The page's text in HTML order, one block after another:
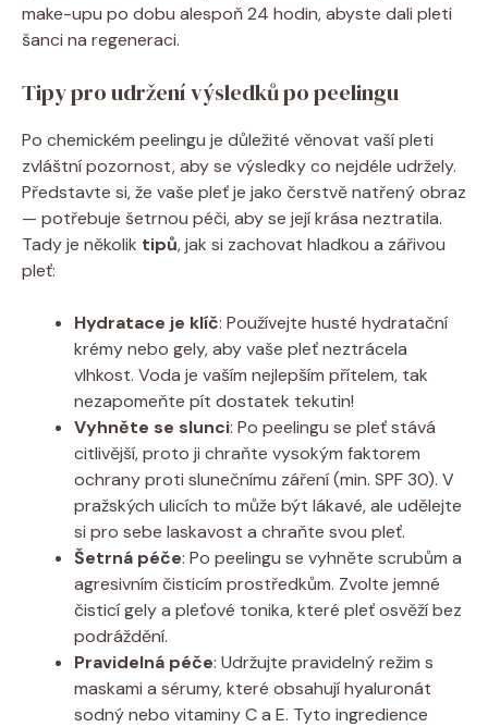
make-upu po dobu alespoň 24 hodin, abyste dali pleti
šanci na regeneraci.
Tipy pro udržení výsledků po peelingu
Po chemickém peelingu je důležité věnovat vaší pleti
zvláštní pozornost, aby se výsledky co nejdéle udržely.
Představte si, že vaše pleť je jako čerstvě natřený obraz
— potřebuje šetrnou péči, aby se její krása neztratila.
Tady je několik tipů, jak si zachovat hladkou a zářivou
pleť:
Hydratace je klíč: Používejte husté hydratační
krémy nebo gely, aby vaše pleť neztrácela
vlhkost. Voda je vaším nejlepším přítelem, tak
nezapomeňte pít dostatek tekutin!
Vyhněte se slunci: Po peelingu se pleť stává
citlivější, proto ji chraňte vysokým faktorem
ochrany proti slunečnímu záření (min. SPF 30). V
pražských ulicích to může být lákavé, ale udělejte
si pro sebe laskavost a chraňte svou pleť.
Šetrná péče: Po peelingu se vyhněte scrubům a
agresivním čisticím prostředkům. Zvolte jemné
čisticí gely a pleťové tonika, které pleť osvěží bez
podráždění.
Pravidelná péče: Udržujte pravidelný režim s
maskami a sérumy, které obsahují hyaluronát
sodný nebo vitaminy C a E. Tyto ingredience